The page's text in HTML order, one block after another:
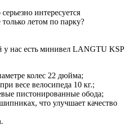
интересуется
летом по парку?
у нас есть минивел LANGTU KSP
колес 22 дюйма;
весе велосипеда 10 кг.;
пистонированные обода;
что улучшает качество